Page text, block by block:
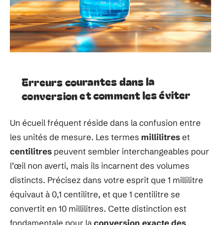
Erreurs courantes dans la
conversion et comment les éviter
Un écueil fréquent réside dans la confusion entre
les unités de mesure. Les termes millilitreset
centilitres peuvent sembler interchangeables pour
l’œil non averti, mais ils incarnent des volumes
distincts. Précisez dans votre esprit que 1 millilitre
équivaut à 0,1 centilitre, et que 1 centilitre se
convertit en 10 millilitres. Cette distinction est